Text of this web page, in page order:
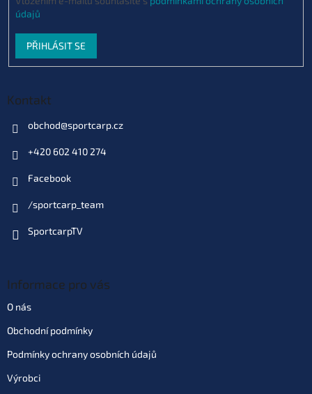
údajů
PŘIHLÁSIT SE
Kontakt
obchod@sportcarp.cz
+420 602 410 274
Facebook
/sportcarp_team
SportcarpTV
Informace pro vás
O nás
Obchodní podmínky
Podmínky ochrany osobních údajů
Výrobci